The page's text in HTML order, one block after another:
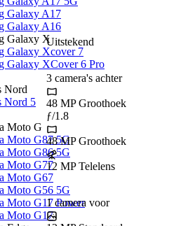
Galaxy A17
Galaxy A16
Galaxy X
Galaxy Xcover 7
Galaxy XCover 6 Pro
Nord
Nord 5
Moto G
Moto G87 5G
Moto G86 5G
Moto G77
Moto G67
Moto G56 5G
Moto G17 Power
Moto G17
Uitstekend
3 camera's achter
48 MPGroothoek
ƒ/1.8
48 MPGroothoek
12 MPTelelens
1 camera voor